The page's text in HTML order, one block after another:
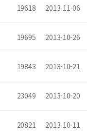
19618 2013-11-06
19695 2013-10-26
19843 2013-10-21
23049 2013-10-20
20821 2013-10-11